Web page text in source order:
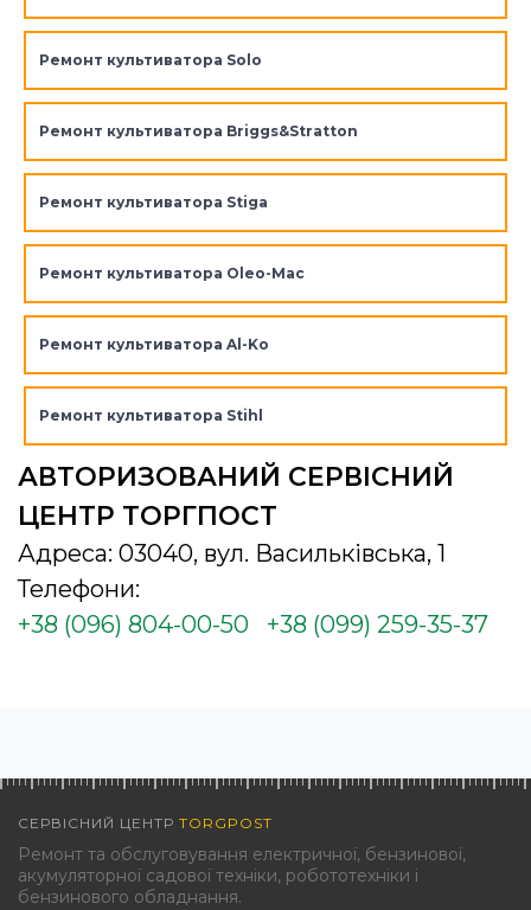
Ремонт культиватора Solo
Ремонт культиватора Briggs&Stratton
Ремонт культиватора Stiga
Ремонт культиватора Oleo-Mac
Ремонт культиватора Al-Ko
Ремонт культиватора Stihl
АВТОРИЗОВАНИЙ СЕРВІСНИЙ
ЦЕНТР ТОРГПОСТ
Адреса: 03040, вул. Васильківська, 1
Телефони:
+38 (096) 804-00-50
+38 (099) 259-35-37
СЕРВІСНИЙ ЦЕНТР TORGPOST
Ремонт та обслуговування електричної, бензинової,
акумуляторної садової техніки, робототехніки і
бензинового обладнання.